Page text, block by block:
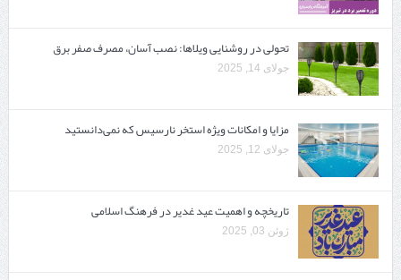
تحولی در روشنایی ویلاها: نصب آسان، مصرف صفر برق
جولای 14, 2025
مزایا و امکانات ویژه استخر نارسیس که نمی‌دانستید
جولای 12, 2025
تاریخچه و اهمیت عید غدیر در فرهنگ اسلامی
ژوئن 03, 2025